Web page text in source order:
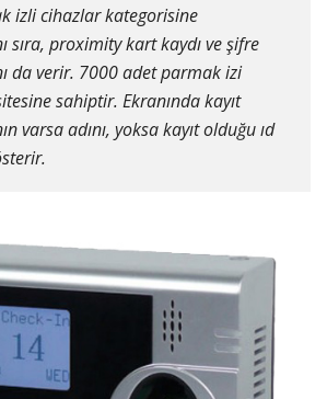
izli cihazlar kategorisine
sıra, proximity kart kaydı ve şifre
da verir. 7000 adet parmak izi
sahiptir. Ekranında kayıt
varsa adını, yoksa kayıt olduğu ıd